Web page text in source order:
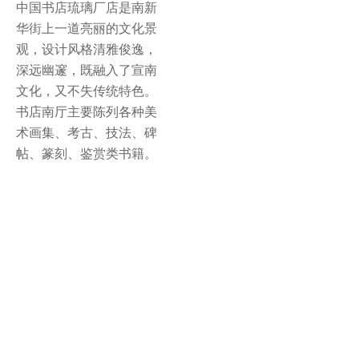
中国书店琉璃厂店是南新
华街上一道亮丽的文化景
观，设计风格清雅俊逸，
深远幽邃，既融入了宣南
文化，又不失传统特色。
书店南厅主要陈列各种美
术画集、考古、技法、碑
帖、篆刻、鉴赏类书籍。